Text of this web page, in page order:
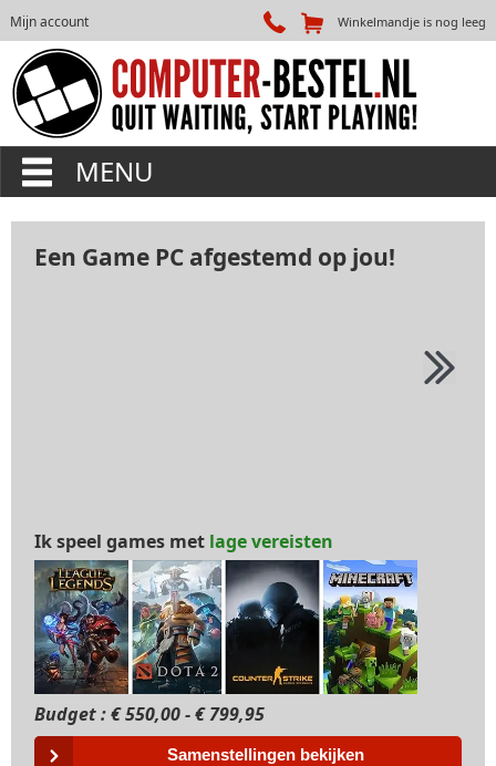
Mijn account Winkelmandje is nog leeg
MENU
Een Game PC afgestemd op jou!
Ik speel games met lage vereisten
Budget : € 550,00 - € 799,95
Samenstellingen bekijken